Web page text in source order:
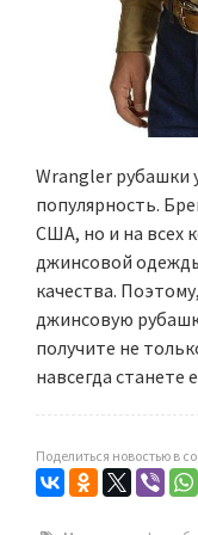
Wrangler рубашки
популярность.
США, но и на всех
джинсовой
качества.
джинсовую
получите не
навсегда станете
Поделиться новостью в